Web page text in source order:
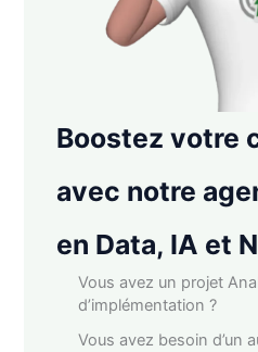
Boostez votre
avec notre
en Data, IA et
Vous avez un projet
d’implémentation ?
Vous avez besoin d’un